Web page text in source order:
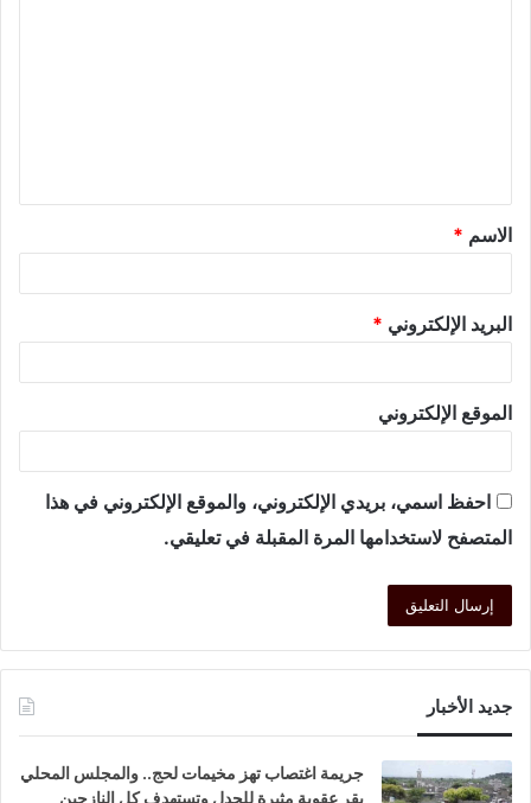
الاسم *
البريد الإلكتروني *
الموقع الإلكتروني
احفظ اسمي، بريدي الإلكتروني، والموقع الإلكتروني في هذا
المتصفح لاستخدامها المرة المقبلة في تعليقي.
جديد الأخبار
جريمة اغتصاب تهز مخيمات لحج.. والمجلس المحلي
يقر عقوبة مثيرة للجدل وتستهدف كل النازحين